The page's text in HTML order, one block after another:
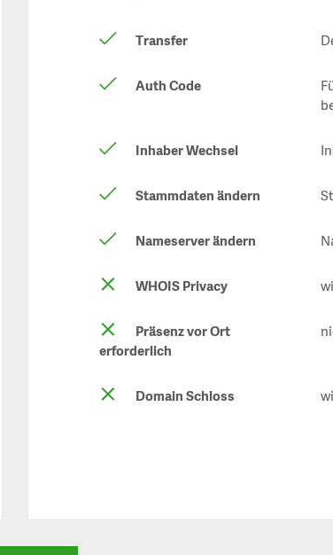
Transfer
Auth Code
Inhaber Wechsel
Stammdaten ändern
Nameserver ändern
WHOIS Privacy
Präsenz vor Ort
erforderlich
Domain Schloss